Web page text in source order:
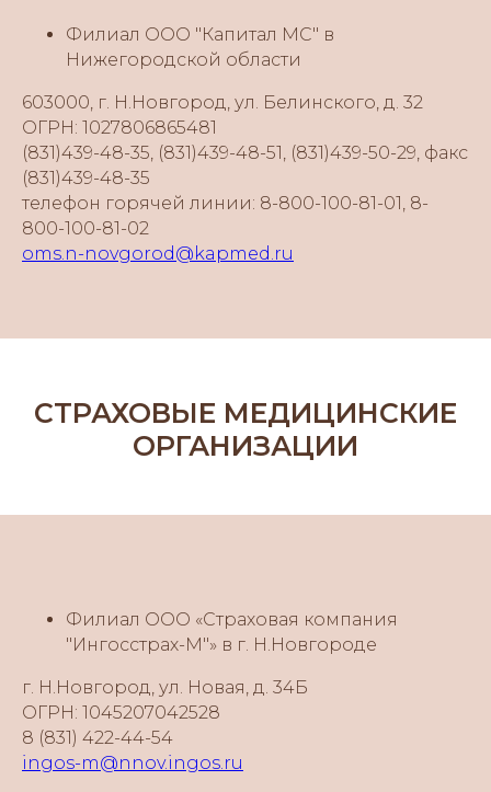
Филиал ООО "Капитал МС" в
Нижегородской области
603000, г. Н.Новгород, ул. Белинского, д. 32
ОГРН: 1027806865481
(831)439-48-35, (831)439-48-51, (831)439-50-29, факс
(831)439-48-35
телефон горячей линии: 8-800-100-81-01, 8-
800-100-81-02
oms.n-novgorod@kapmed.ru
СТРАХОВЫЕ МЕДИЦИНСКИЕ
ОРГАНИЗАЦИИ
Филиал ООО «Страховая компания
"Ингосстрах-М"» в г. Н.Новгороде
г. Н.Новгород, ул. Новая, д. 34Б
ОГРН: 1045207042528
8 (831) 422-44-54
ingos-m@nnov.ingos.ru